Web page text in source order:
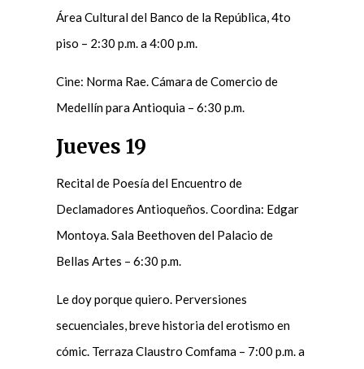
Área Cultural del Banco de la República, 4to
piso – 2:30 p.m. a 4:00 p.m.
Cine: Norma Rae. Cámara de Comercio de
Medellín para Antioquia – 6:30 p.m.
Jueves 19
Recital de Poesía del Encuentro de
Declamadores Antioqueños. Coordina: Edgar
Montoya. Sala Beethoven del Palacio de
Bellas Artes – 6:30 p.m.
Le doy porque quiero. Perversiones
secuenciales, breve historia del erotismo en
cómic. Terraza Claustro Comfama – 7:00 p.m. a